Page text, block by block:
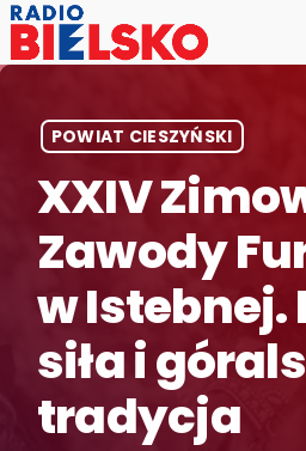
POWIAT CIESZYŃSKI
XXIV
Zawody
w Istebnej.
siła i
tradycja